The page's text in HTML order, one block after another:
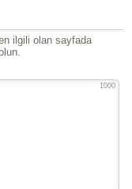
ilgili olan sayfada
1000